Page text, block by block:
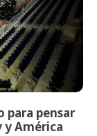
para pensar
América